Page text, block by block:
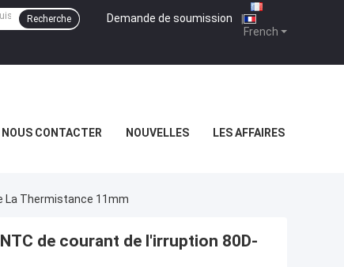
French
Demande de soumission |
Recherche
NOUS CONTACTER NOUVELLES LES AFFAIRES
La Thermistance 11mm
de courant de l'irruption 80D-